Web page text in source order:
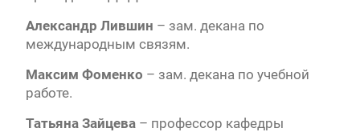
Александр Лившин – зам. декана по
международным связям.
Максим Фоменко – зам. декана по учебной
работе.
Татьяна Зайцева– профессор кафедры